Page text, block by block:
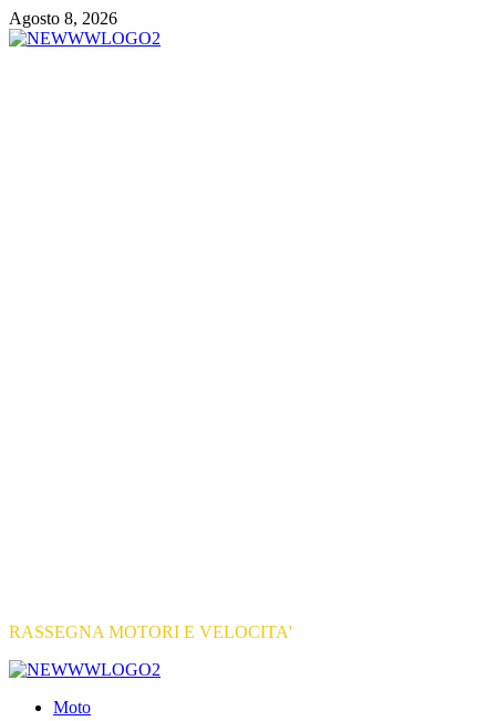
Vai
al
Agosto 8, 2026
RASSEGNA MOTORI E VELOCITA'
Primary
Moto